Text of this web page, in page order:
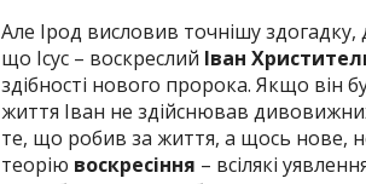
Але Ірод висловив точнішу здогадку,
що Ісус – воскреслий Іван
здібності нового пророка. Якщо він
життя Іван не здійснював
те, що робив за життя, а щось нове,
теорію воскресіння – всілякі